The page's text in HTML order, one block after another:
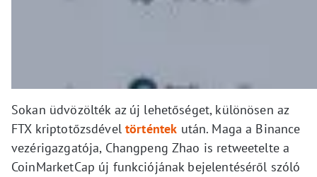
Sokan üdvözölték az új lehetőséget, különösen az
FTX kriptotőzsdével történtek után. Maga a Binance
vezérigazgatója, Changpeng Zhao is retweetelte a
CoinMarketCap új funkciójának bejelentéséről szóló